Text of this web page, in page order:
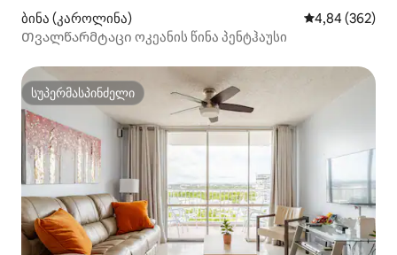
ბინა (კაროლინა) საშუალო
4,84 (362)
Თვალწარმტაცი ოკეანის წინა პენტჰაუსი
სუპერმასპინძელი
სუპერმასპინძელი